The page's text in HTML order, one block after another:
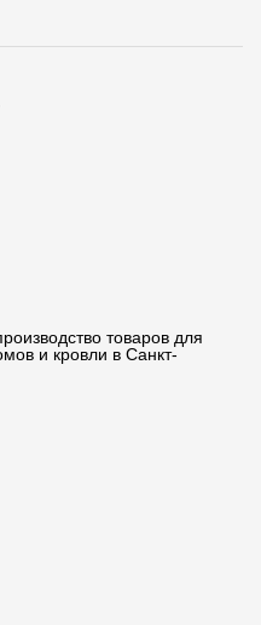
товаров для
и кровли в Санкт-